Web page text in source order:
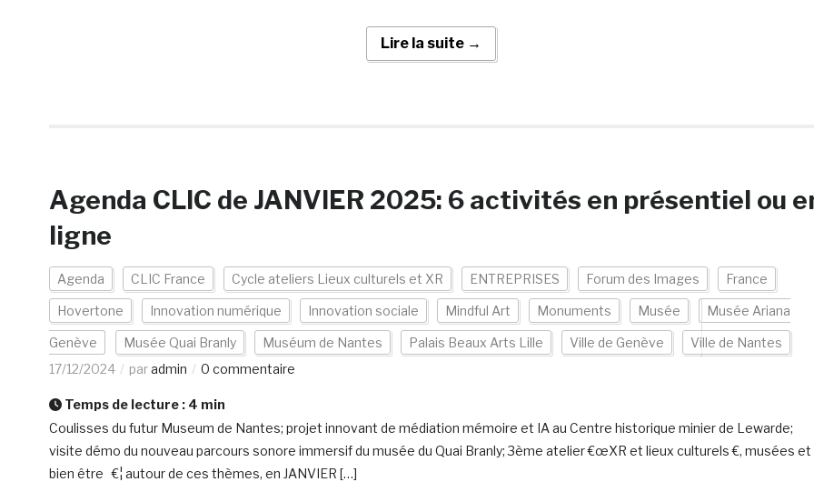
Lire la suite →
Agenda CLIC de JANVIER 2025: 6 activités en présentiel ou
ligne
Agenda CLIC France Cycle ateliers Lieux culturels et XR ENTREPRISES Forum des Images France
Hovertone Innovation numérique Innovation sociale Mindful Art Monuments Musée Musée Ariana
Genève Musée Quai Branly Muséum de Nantes Palais Beaux Arts Lille Ville de Genève
Ville de Nantes
17/12/2024
paradmin 0 commentaire
Temps de lecture : 4 min
Coulisses du futur Museum de Nantes; projet innovant de médiation mémoire et IA au Centre historique minier de Lewarde;
visite démo du nouveau parcours sonore immersif du musée du Quai Branly; 3ème atelier €œXR et lieux culturels €, musées et
bien être €¦ autour de ces thèmes, en JANVIER […]